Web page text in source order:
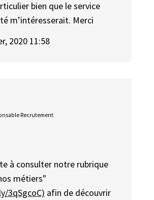
bien que le service
m’intéresserait. Merci
2020 11:58
Recrutement
à consulter notre rubrique
métiers"
3qSgcoC) afin de découvrir